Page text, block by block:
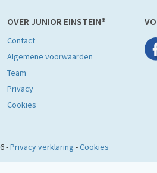
OVER JUNIOR EINSTEIN®
Contact
Algemene voorwaarden
Team
Privacy
Cookies
-Privacy verklaring -Cookies